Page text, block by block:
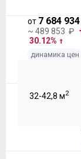
от 7 684 934
~ 489 853 ₽
30.12%
динамика цен
32-42,8 м2